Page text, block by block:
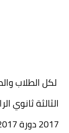
لكل الطلاب
الثالثة ثانوي